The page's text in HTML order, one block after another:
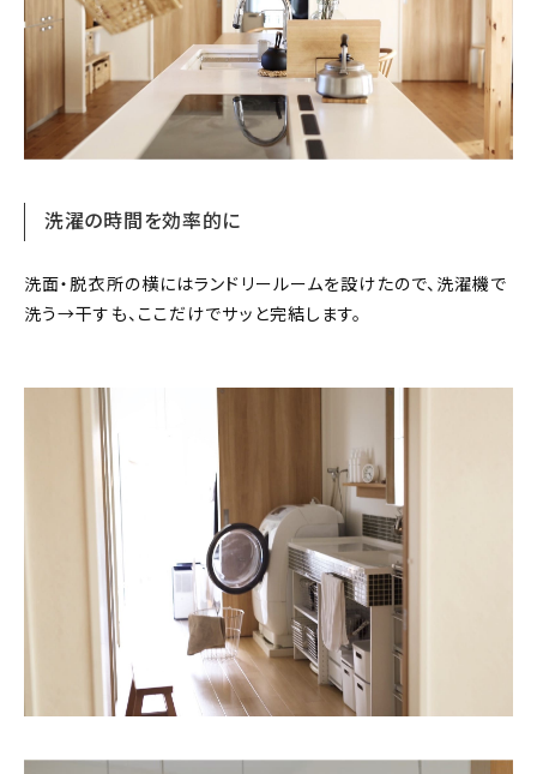
洗濯の時間を効率的に
洗面・脱衣所の横にはランドリールームを設けたので、洗濯機で
洗う→干すも、ここだけでサッと完結します。